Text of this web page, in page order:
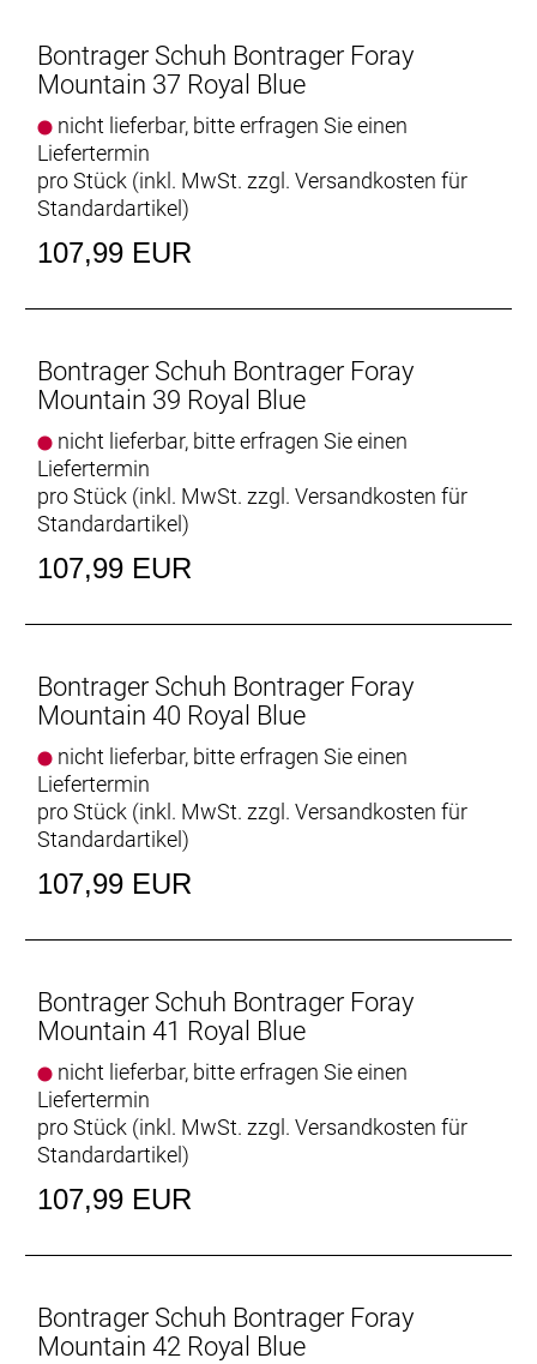
Für deine härtesten Rides
Robustes, perforiertes Synthetik-Obermaterial erfüllt
alle Anforderungen von Offroad-Bikern.
Schrammenschutz
Robuste, gummierte GnarGuard-Besätze schützen
den Schuh vor Abrieb und allerlei Trail-Unrat.
Geht sich gut. Perfo
Eine Tachyon-Sohle mit robusten Gummistollen
garantiert herausragenden Grip und hohe Traktion
auf jedem Untergrund.
Eine sichere und souveräne Verbindung
Kompatibel mit 2-Loch-SPD-Cleats und Platz für
helfen bei der korrekten Montage und Ausrichtung
Die mitgelieferten abnehmbaren Zehenstollen aus
Nylon sorgen für zusätzliche Traktion auf losem
- Fasergehalt (Liner): 100 % Mesh
- Fasergehalt (Sohle): 40 % Nylon / 40 % Gummi /
12 % Glasfaser / 5 % thermoplastisches
Polyurethan / 3 % Metall
- Fasergehalt (oben): 55 % Polyurethan / 37 %
thermoplastisches Polyurethan / 6 % Mesh / 2 %
Bontrager Schuh Bontrager Foray
Mountain 37 Royal Blue
nicht lieferbar, bitte erfragen Sie einen
Liefertermin
pro Stück (inkl. MwSt. zzgl. Versandkosten für
Standardartikel)
107,99 EUR
Bontrager Schuh Bontrager Foray
Mountain 39 Royal Blue
nicht lieferbar, bitte erfragen Sie einen
Liefertermin
pro Stück (inkl. MwSt. zzgl. Versandkosten für
Standardartikel)
107,99 EUR
Bontrager Schuh Bontrager Foray
Mountain 40 Royal Blue
nicht lieferbar, bitte erfragen Sie einen
Liefertermin
pro Stück (inkl. MwSt. zzgl. Versandkosten für
Standardartikel)
107,99 EUR
Bontrager Schuh Bontrager Foray
Mountain 41 Royal Blue
nicht lieferbar, bitte erfragen Sie einen
Liefertermin
pro Stück (inkl. MwSt. zzgl. Versandkosten für
Standardartikel)
107,99 EUR
Bontrager Schuh Bontrager Foray
Mountain 42 Royal Blue